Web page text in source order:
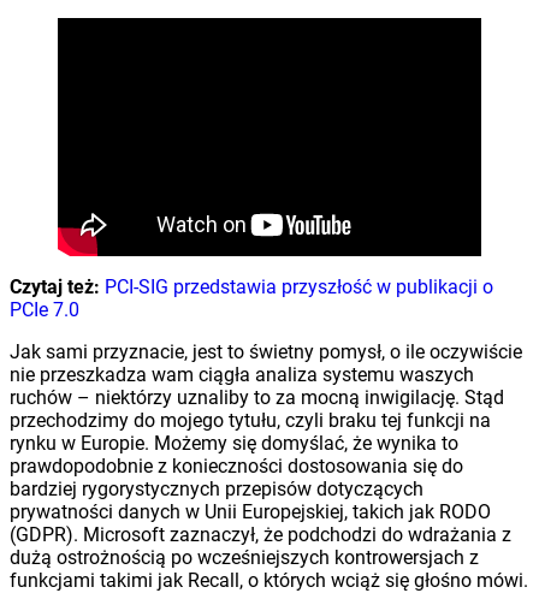
Czytaj też: PCI-SIG przedstawia przyszłość w publikacji o
PCIe 7.0
Jak sami przyznacie, jest to świetny pomysł, o ile oczywiście
nie przeszkadza wam ciągła analiza systemu waszych
ruchów – niektórzy uznaliby to za mocną inwigilację. Stąd
przechodzimy do mojego tytułu, czyli braku tej funkcji na
rynku w Europie. Możemy się domyślać, że wynika to
prawdopodobnie z konieczności dostosowania się do
bardziej rygorystycznych przepisów dotyczących
prywatności danych w Unii Europejskiej, takich jak RODO
(GDPR). Microsoft zaznaczył, że podchodzi do wdrażania z
dużą ostrożnością po wcześniejszych kontrowersjach z
funkcjami takimi jak Recall, o których wciąż się głośno mówi.